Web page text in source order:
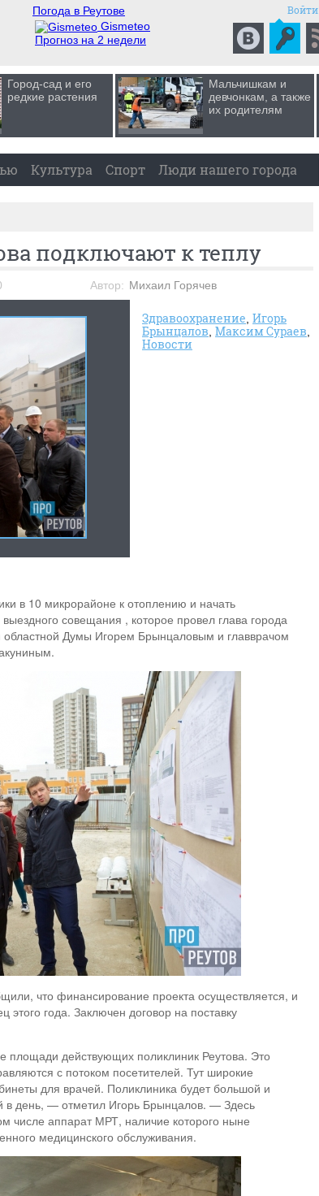
Погода в Реутове
Gismeteo
Прогноз на 2 недели
Войти
Город-сад и его
редкие растения
Мальчишкам и
девчонкам, а также
их родителям
Культура Спорт Люди нашего города
подключают к теплу
Автор: Михаил Горячев
Здравоохранение Игорь
Брынцалов Максим Сураев
Новости
в 10 микрорайоне к отоплению и начать
совещания , которое провел глава города
Думы Игорем Брынцаловым и главврачом
что финансирование проекта осуществляется, и
года. Заключен договор на поставку
действующих поликлиник Реутова. Это
с потоком посетителей. Тут широкие
для врачей. Поликлиника будет большой и
в день, — отметил Игорь Брынцалов. — Здесь
числе аппарат МРТ, наличие которого ныне
медицинского обслуживания.